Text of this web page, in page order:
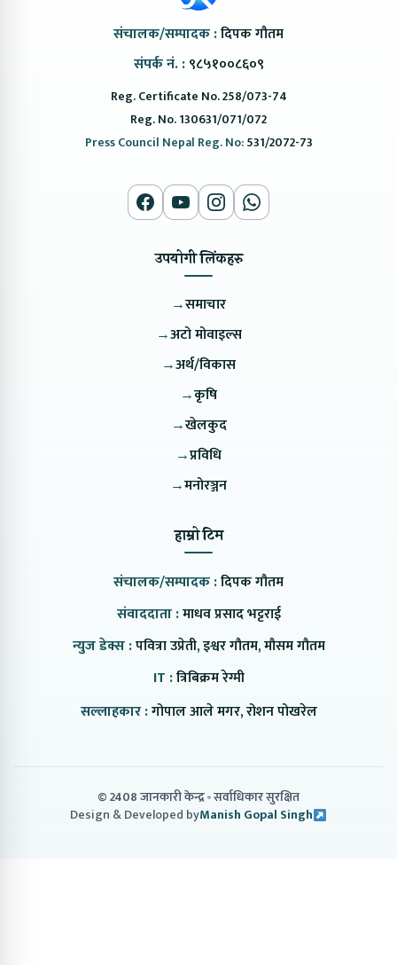
संचालक/सम्पादक :दिपक गौतम
संपर्क नं. : ९८५१००८६०९
Reg. Certificate No. 258/073-74
Reg. No. 130631/071/072
Press Council Nepal Reg. No:531/2072-73
उपयोगी लिंकहरु
→समाचार
→अटो मोवाइल्स
→अर्थ/विकास
→कृषि
→खेलकुद
→प्रविधि
→मनोरञ्जन
हाम्रो टिम
संचालक/सम्पादक :दिपक गौतम
संवाददाता :माधव प्रसाद भट्टराई
न्युज डेक्स :पवित्रा उप्रेती, इश्वर गौतम, मौसम गौतम
IT :त्रिबिक्रम रेग्मी
सल्लाहकार :गोपाल आले मगर, रोशन पोखरेल
© 2408 जानकारी केन्द्र सर्वाधिकार सुरक्षित
Design & Developed byManish Gopal Singh